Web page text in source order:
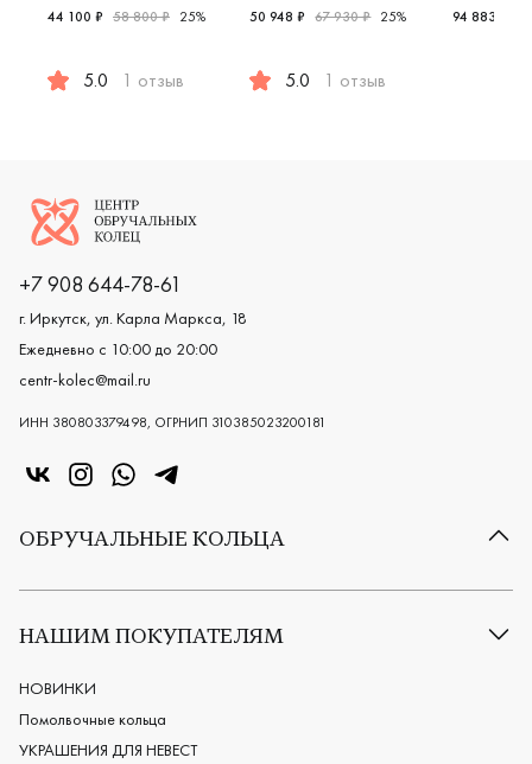
44 100 ₽ 58 800 ₽ 25%
5.0 1 отзыв
50 948 ₽ 67 930 ₽ 25%
5.0 1 отзыв
94 883 ₽
Логотип компании
+7 908 644-78-61
г. Иркутск, ул. Карла Маркса, 18
Ежедневно с 10:00 до 20:00
centr-kolec@mail.ru
ИНН 380803379498, ОГРНИП 310385023200181
«Центр колец» в VK
«Центр колец» в Instagram
«Центр колец» в Whatsapp
«Центр колец» в Telegram
ОБРУЧАЛЬНЫЕ КОЛЬЦА
Все обручальные кольца
Европейские обручальные кольца
Мужские обручальные кольца
Женские обручальные кольца
Обручальные кольца из платины
НАШИМ ПОКУПАТЕЛЯМ
НОВИНКИ
Помолвочные кольца
УКРАШЕНИЯ ДЛЯ НЕВЕСТ